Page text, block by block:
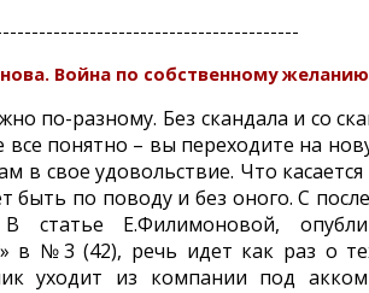
Война по собственному желанию
по-разному. Без скандала и со
все понятно – вы переходите на
в свое удовольствие. Что
быть по поводу и без оного. С
Е.Филимоновой,
в №3 (42), речь идет как раз о
уходит из компании под